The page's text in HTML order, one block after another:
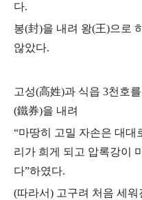
다.
봉(封)을 내려 왕(王)으로
않았다.
고성(高姓)과 식읍 3천호
(鐵券)을 내려
“마땅히 고밀 자손은 대대
리가 희게 되고 압록강이
다”하였다.
(따라서) 고구려 처음 세